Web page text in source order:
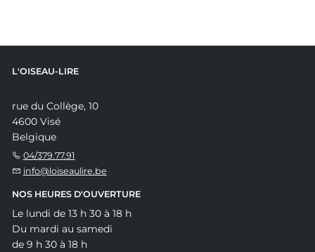
L'OISEAU-LIRE
rue du Collège, 10
4600 Visé
Belgique
04/379.77.91
info@loiseaulire.be
NOS HEURES D'OUVERTURE
Le lundi de 13 h 30 à 18 h
Du mardi au samedi
de 9 h 30 à 18 h